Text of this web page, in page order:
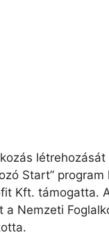
Start”
Kft. támogatta.
a Nemzeti